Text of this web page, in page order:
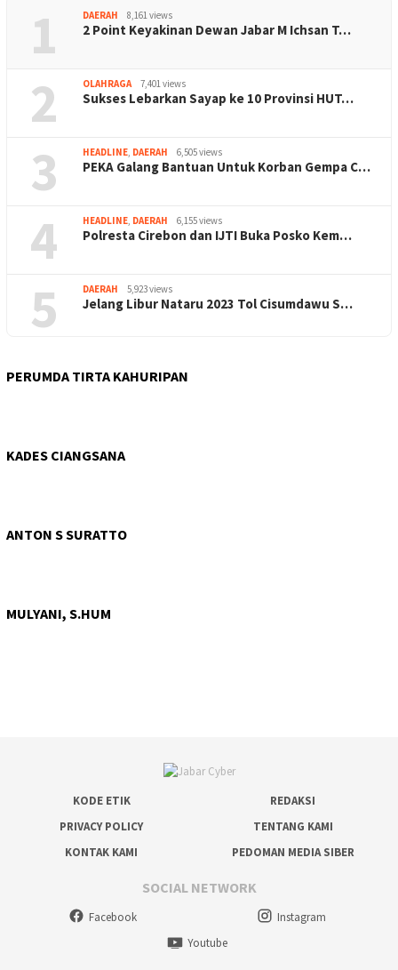
1 DAERAH 8,161 views
2 Point Keyakinan Dewan Jabar M Ichsan T…
2 OLAHRAGA 7,401 views
Sukses Lebarkan Sayap ke 10 Provinsi HUT…
3 HEADLINE, DAERAH 6,505 views
PEKA Galang Bantuan Untuk Korban Gempa C…
4 HEADLINE, DAERAH 6,155 views
Polresta Cirebon dan IJTI Buka Posko Kem…
5 DAERAH 5,923 views
Jelang Libur Nataru 2023 Tol Cisumdawu S…
PERUMDA TIRTA KAHURIPAN
KADES CIANGSANA
ANTON S SURATTO
MULYANI, S.HUM
KODE ETIK
REDAKSI
PRIVACY POLICY
TENTANG KAMI
KONTAK KAMI
PEDOMAN MEDIA SIBER
SOCIAL NETWORK
Facebook
Instagram
Youtube